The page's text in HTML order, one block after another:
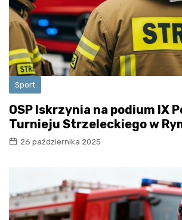
Sport
OSP Iskrzynia na podium IX
Turnieju Strzeleckiego w
26 października 2025